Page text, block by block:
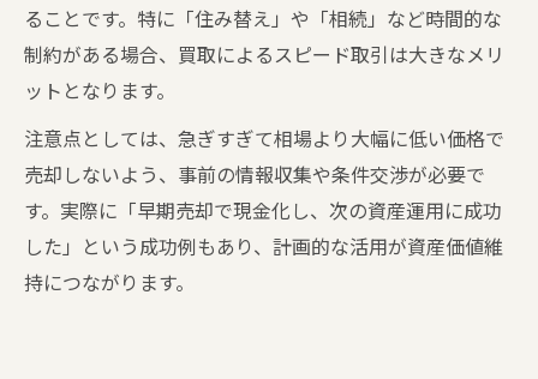
ることです。特に「住み替え」や「相続」など時間的な
制約がある場合、買取によるスピード取引は大きなメリ
ットとなります。
注意点としては、急ぎすぎて相場より大幅に低い価格で
売却しないよう、事前の情報収集や条件交渉が必要で
す。実際に「早期売却で現金化し、次の資産運用に成功
した」という成功例もあり、計画的な活用が資産価値維
持につながります。